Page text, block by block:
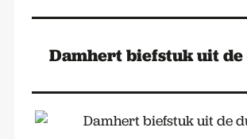
Damhert biefstuk uit de